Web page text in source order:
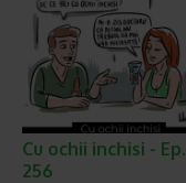
Cu ochii inchisi - Ep.
256